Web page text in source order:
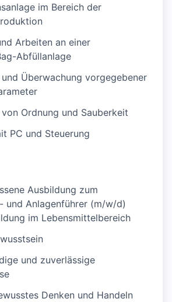
im Bereich der
Arbeiten an einer
Abfüllanlage
Überwachung vorgegebener
Ordnung und Sauberkeit
PC und Steuerung
Ausbildung zum
und Anlagenführer (m/w/d)
im Lebensmittelbereich
und zuverlässige
Denken und Handeln